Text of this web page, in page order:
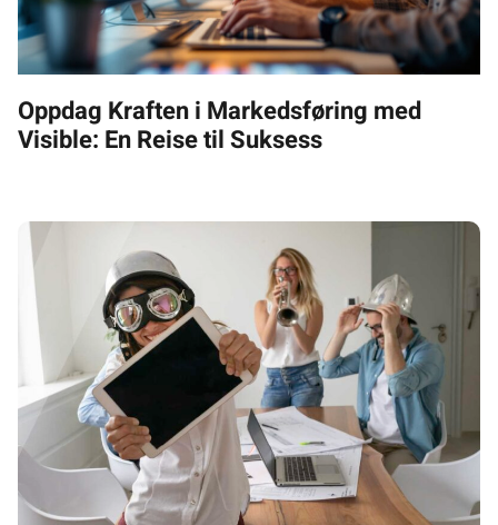
Oppdag Kraften i Markedsføring med
Visible: En Reise til Suksess